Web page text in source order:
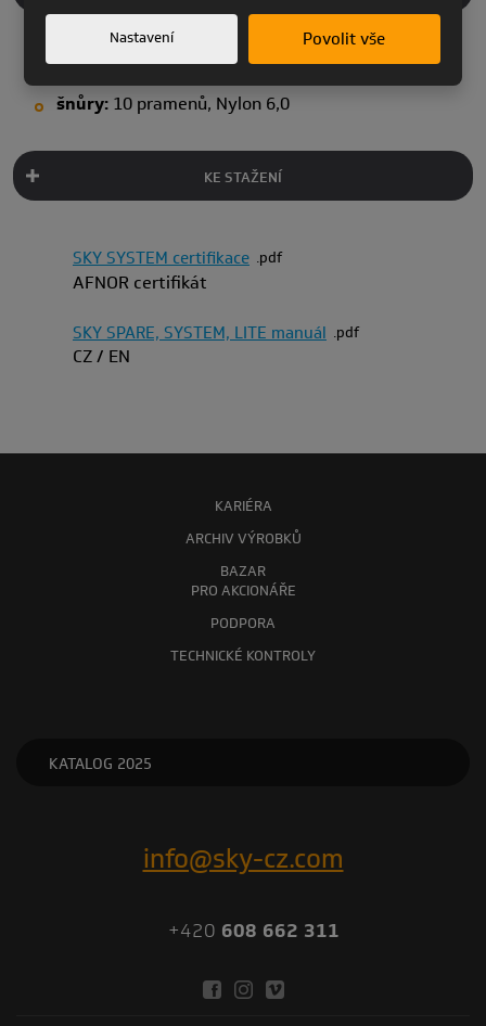
vrchlík:látka Paracal (SEDATEX, Spain)
šnůry:10 pramenů, Nylon 6,0
KE STAŽENÍ
SKY SYSTEM certifikace pdf
AFNOR certifikát
SKY SPARE, SYSTEM, LITE manuál pdf
CZ / EN
KARIÉRA
ARCHIV VÝROBKŮ
BAZAR
PRO AKCIONÁŘE
PODPORA
TECHNICKÉ KONTROLY
KATALOG 2025
info@sky-cz.com
+420 608 662 311
Nastavení Povolit vše